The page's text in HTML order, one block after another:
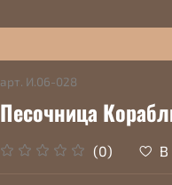
арт. И.06-028
Песочница
(0) В